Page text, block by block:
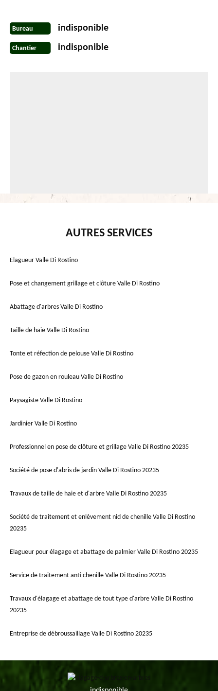
Bureau indisponible
Chantier indisponible
AUTRES SERVICES
Elagueur Valle Di Rostino
Pose et changement grillage et clôture Valle Di Rostino
Abattage d'arbres Valle Di Rostino
Taille de haie Valle Di Rostino
Tonte et réfection de pelouse Valle Di Rostino
Pose de gazon en rouleau Valle Di Rostino
Paysagiste Valle Di Rostino
Jardinier Valle Di Rostino
Professionnel en pose de clôture et grillage Valle Di Rostino 20235
Société de pose d'abris de jardin Valle Di Rostino 20235
Travaux de taille de haie et d'arbre Valle Di Rostino 20235
Société de traitement et enlèvement nid de chenille Valle Di Rostino
20235
Elagueur pour élagage et abattage de palmier Valle Di Rostino 20235
Service de traitement anti chenille Valle Di Rostino 20235
Travaux d'élagage et abattage de tout type d'arbre Valle Di Rostino
20235
Entreprise de débroussaillage Valle Di Rostino 20235